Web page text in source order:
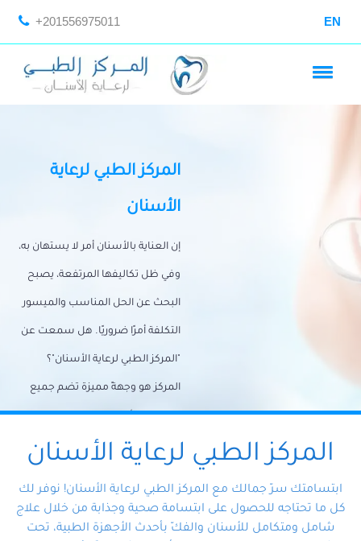
+201556975011 EN
المركز الطبي لرعاية
الأسنان
إن العناية بالأسنان أمر لا يستهان به،
وفي ظل تكاليفها المرتفعة، يصبح
البحث عن الحل المناسب والميسور
التكلفة أمرًا ضروريًا. هل سمعت عن
"المركز الطبي لرعاية الأسنان"؟
المركز هو وجهةً مميزة تضم جميع
احتياجات الأسنان تحت سقف واحد،
وتضمن لك حلاً شاملًا لجميع
المتخصص ذوي الخبرة، ستجد نفسك
في أيد أمينة تلبي احتياجاتك بكل
المركز الطبي لرعاية الأسنان
ابتسامتك سرّ جمالك مع المركز الطبي لرعاية الأسنان! نوفر لك
كل ما تحتاجه للحصول على ابتسامة صحية وجذابة من خلال علاج
شامل ومتكامل للأسنان والفكّ بأحدث الأجهزة الطبية، تحت